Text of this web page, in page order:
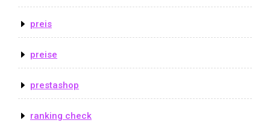
preis
preise
prestashop
ranking check